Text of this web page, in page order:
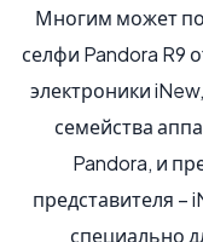
Многим может
селфи Pandora R9
электроники
семейства
Pandora, и
представителя –
специально